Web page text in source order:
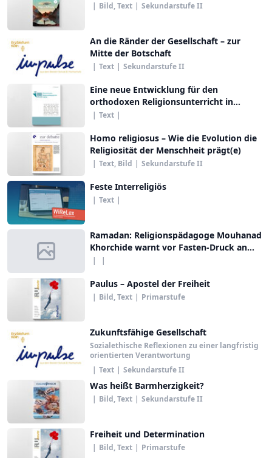
| Bild, Text | Sekundarstufe II
An die Ränder der Gesellschaft – zur
Mitte der Botschaft
| Text | Sekundarstufe II
Eine neue Entwicklung für den
orthodoxen Religionsunterricht in
Österreich
| Text |
Homo religiosus – Wie die Evolution die
Religiosität der Menschheit prägt(e)
| Text, Bild | Sekundarstufe II
Feste Interreligiös
| Text |
Ramadan: Religionspädagoge Mouhanad
Khorchide warnt vor Fasten-Druck an
Schulen
| |
Paulus – Apostel der Freiheit
| Bild, Text | Primarstufe
Zukunftsfähige Gesellschaft
Sozialethische Reflexionen zu einer langfristig
orientierten Verantwortung
| Text | Sekundarstufe II
Was heißt Barmherzigkeit?
| Bild, Text | Sekundarstufe II
Freiheit und Determination
| Bild, Text | Primarstufe